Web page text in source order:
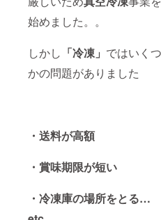
始めました。。
しかし 「冷凍」 ではいくつ
かの問題がありました
・送料が高額
・賞味期限が短い
・冷凍庫の場所をとる…